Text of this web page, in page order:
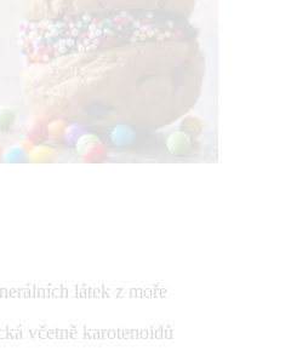
látek z moře
včetně karotenoidů